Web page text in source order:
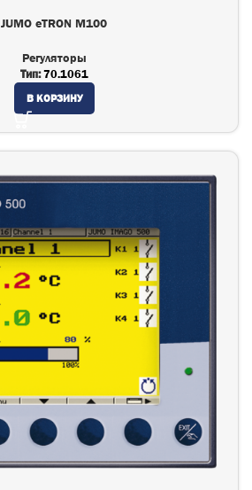
JUMO eTRON M100
Регуляторы
Тип:70.1061
В КОРЗИНУ